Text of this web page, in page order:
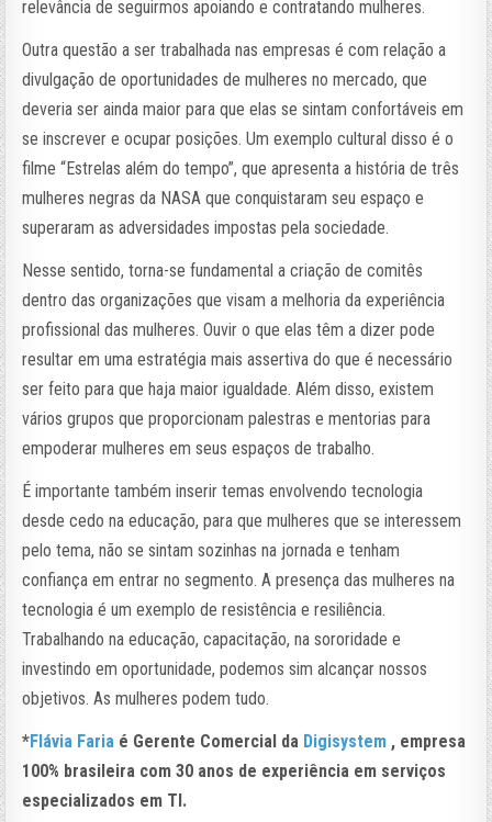
relevância de seguirmos apoiando e contratando mulheres.
Outra questão a ser trabalhada nas empresas é com relação a
divulgação de oportunidades de mulheres no mercado, que
deveria ser ainda maior para que elas se sintam confortáveis em
se inscrever e ocupar posições. Um exemplo cultural disso é o
filme “Estrelas além do tempo”, que apresenta a história de três
mulheres negras da NASA que conquistaram seu espaço e
superaram as adversidades impostas pela sociedade.
Nesse sentido, torna-se fundamental a criação de comitês
dentro das organizações que visam a melhoria da experiência
profissional das mulheres. Ouvir o que elas têm a dizer pode
resultar em uma estratégia mais assertiva do que é necessário
ser feito para que haja maior igualdade. Além disso, existem
vários grupos que proporcionam palestras e mentorias para
empoderar mulheres em seus espaços de trabalho.
É importante também inserir temas envolvendo tecnologia
desde cedo na educação, para que mulheres que se interessem
pelo tema, não se sintam sozinhas na jornada e tenham
confiança em entrar no segmento. A presença das mulheres na
tecnologia é um exemplo de resistência e resiliência.
Trabalhando na educação, capacitação, na sororidade e
investindo em oportunidade, podemos sim alcançar nossos
objetivos. As mulheres podem tudo.
*Flávia Faria é Gerente Comercial da Digisystem , empresa
100% brasileira com 30 anos de experiência em serviços
especializados em TI.